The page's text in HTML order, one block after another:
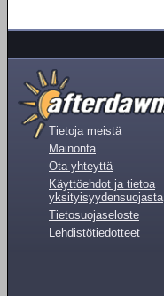
Tietoja meistä
Mainonta
Ota yhteyttä
Käyttöehdot ja tietoa
yksityisyydensuojasta
Tietosuojaseloste
Lehdistötiedotteet